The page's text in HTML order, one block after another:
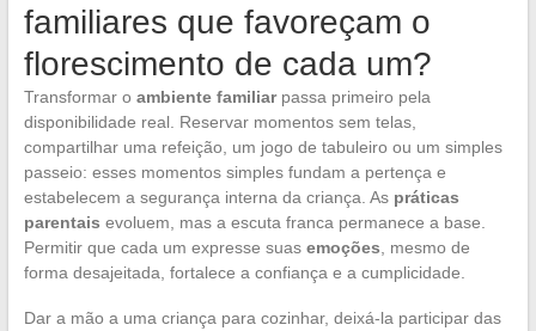
familiares que favoreçam o
florescimento de cada um?
Transformar o ambiente familiarpassa primeiro pela
disponibilidade real. Reservar momentos sem telas,
compartilhar uma refeição, um jogo de tabuleiro ou um simples
passeio: esses momentos simples fundam a pertença e
estabelecem a segurança interna da criança. As práticas
parentais evoluem, mas a escuta franca permanece a base.
Permitir que cada um expresse suas emoções , mesmo de
forma desajeitada, fortalece a confiança e a cumplicidade.
Dar a mão a uma criança para cozinhar, deixá-la participar das